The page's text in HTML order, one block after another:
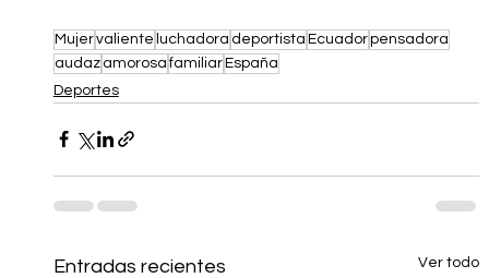
Mujervaliente luchadora deportista Ecuadorpensadora
audaz amorosa familiarEspaña
Deportes
Entradas recientes Ver todo